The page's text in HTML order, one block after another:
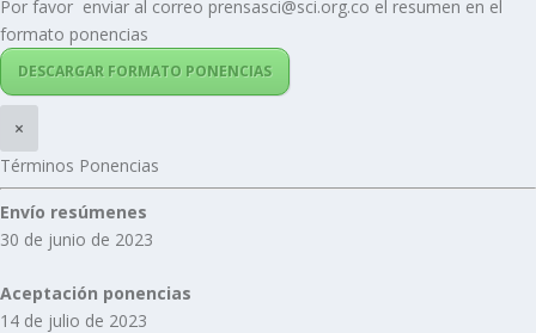
Por favor enviar al correo prensasci@sci.org.co el resumen en el
formato ponencias
DESCARGAR FORMATO PONENCIAS
×
Términos Ponencias
Envío resúmenes
30 de junio de 2023
Aceptación ponencias
14 de julio de 2023